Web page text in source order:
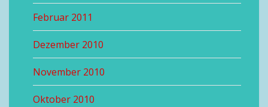
Februar 2011
Dezember 2010
November 2010
Oktober 2010